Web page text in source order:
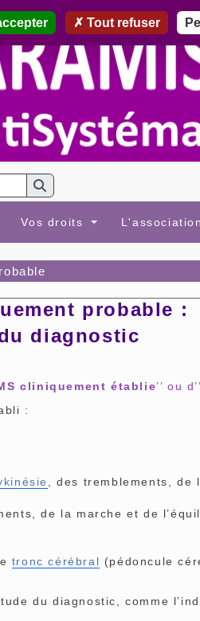
Vos droits
probable :
diagnostic
cliniquement établie’’ ou
:
, des tremblements, de
de la marche et de
tronc cérébral (pédoncule
du diagnostic, comme
Tout refuser